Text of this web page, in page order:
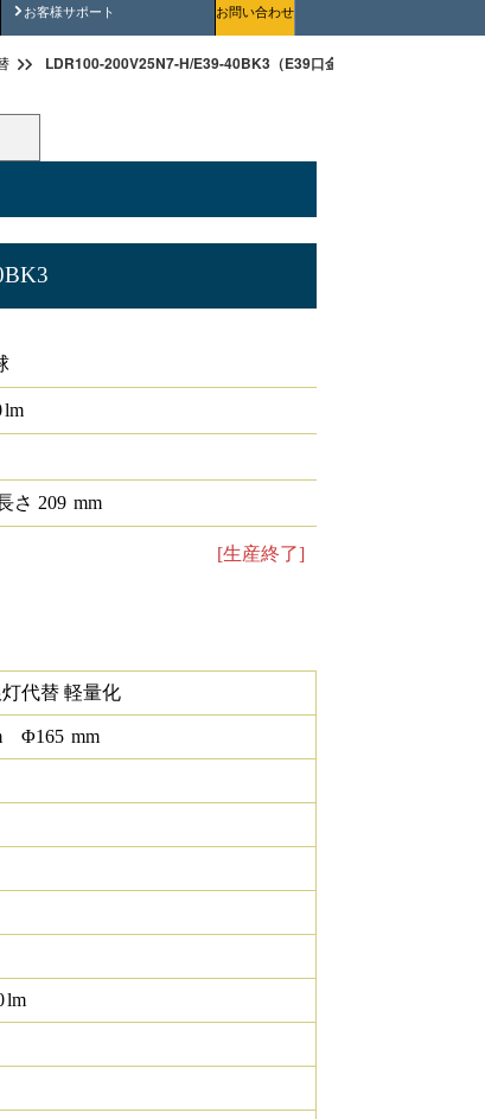
お客様サポート
安全にご使用いただくためにお問い合わせ
LDR100-200V25N7-H/E39-40BK3（E39口金 バラストレス水銀灯
lm
さ 209 mm
[生産終了]
灯代替 軽量化
Φ165 mm
lm